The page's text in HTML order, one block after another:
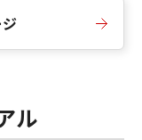
ル